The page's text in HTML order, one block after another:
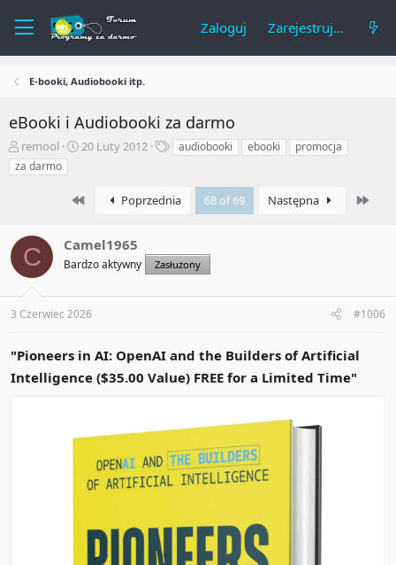
Zaloguj Zarejestruj się
E-booki, Audiobooki itp.
eBooki i Audiobooki za darmo
A
u
t
e
m
a
remool
R
p
o
z
ę
t
20 Luty 2012
T
i
audiobooki ebooki
promocja
za darmo
First Poprzednia 68 of 69 Następna
C Camel1965
Bardzo aktywny Zasłużony
3 Czerwiec 2026 #1006
"Pioneers in AI: OpenAI and the Builders of Artificial
Intelligence ($35.00 Value) FREE for a Limited Time"